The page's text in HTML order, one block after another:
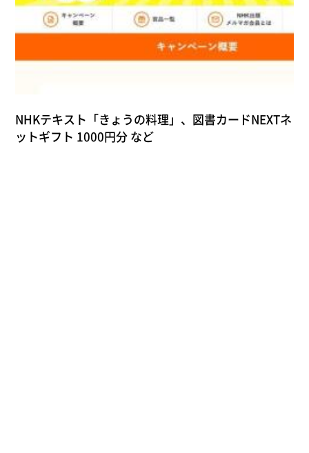
NHKテキスト「きょうの料理」、図書カードNEXTネ
ットギフト 1000円分 など